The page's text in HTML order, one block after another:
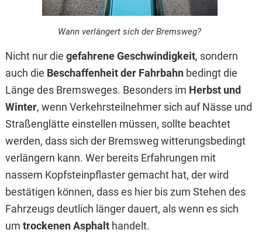
Wann verlängert sich der Bremsweg?
Nicht nur die gefahrene Geschwindigkeit, sondern
auch die Beschaffenheit der Fahrbahnbedingt die
Länge des Bremsweges. Besonders im Herbst und
Winter, wenn Verkehrsteilnehmer sich auf Nässe und
Straßenglätte einstellen müssen, sollte beachtet
werden, dass sich der Bremsweg witterungsbedingt
verlängern kann. Wer bereits Erfahrungen mit
nassem Kopfsteinpflaster gemacht hat, der wird
bestätigen können, dass es hier bis zum Stehen des
Fahrzeugs deutlich länger dauert, als wenn es sich
um trockenen Asphalthandelt.